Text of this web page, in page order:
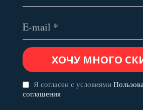
Я согласен с условиями
соглашения